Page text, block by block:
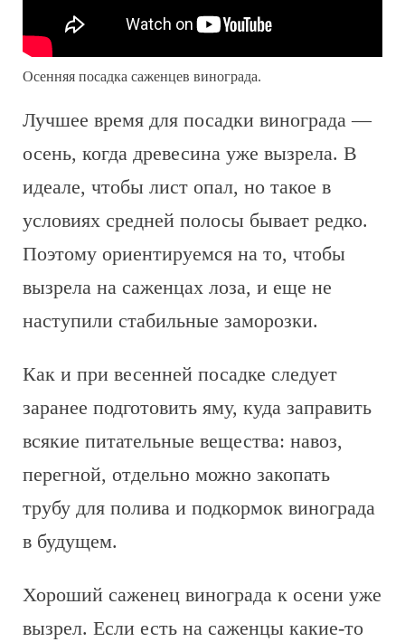
Осенняя посадка саженцев винограда.
Лучшее время для посадки винограда —
осень, когда древесина уже вызрела. В
идеале, чтобы лист опал, но такое в
условиях средней полосы бывает редко.
Поэтому ориентируемся на то, чтобы
вызрела на саженцах лоза, и еще не
наступили стабильные заморозки.
Как и при весенней посадке следует
заранее подготовить яму, куда заправить
всякие питательные вещества: навоз,
перегной, отдельно можно закопать
трубу для полива и подкормок винограда
в будущем.
Хороший саженец винограда к осени уже
вызрел. Если есть на саженцы какие-то